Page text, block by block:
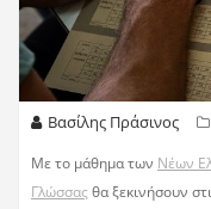
Βασίλης Πράσινος
Με το μάθημα των Νέων
Γλώσσας θα ξεκινήσουν